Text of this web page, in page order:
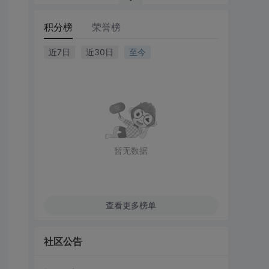
积分榜 荣誉榜
近7日 近30日 至今
暂无数据
查看更多榜单
社区公告